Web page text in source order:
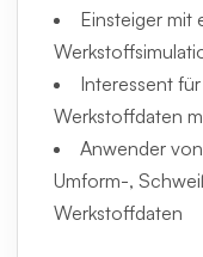
Einsteiger mit
Interessent
Werkstoffdaten
Anwender
Umform-,
Werkstoffdaten